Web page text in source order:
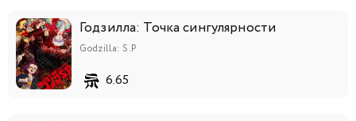
Годзилла: Точка сингулярности
Godzilla: S.P
6.65